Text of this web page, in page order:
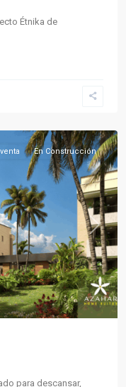
Étnika de
Next
En Construcción
para descansar,